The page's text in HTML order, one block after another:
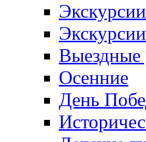
Выездные
Осенние
День